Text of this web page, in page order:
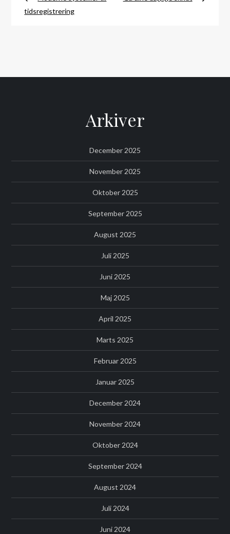
tidsregistrering
Arkiver
December 2025
November 2025
Oktober 2025
September 2025
August 2025
Juli 2025
Juni 2025
Maj 2025
April 2025
Marts 2025
Februar 2025
Januar 2025
December 2024
November 2024
Oktober 2024
September 2024
August 2024
Juli 2024
Juni 2024